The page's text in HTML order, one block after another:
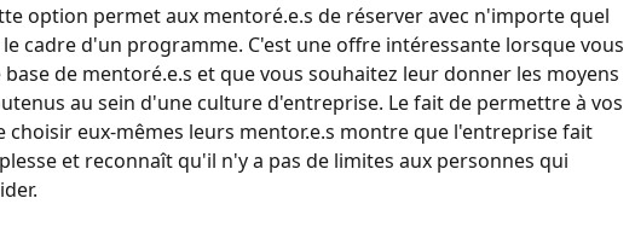
option permet aux mentoré.e.s de réserver avec n'importe quel
cadre d'un programme. C'est une offre intéressante lorsque vous
base de mentoré.e.s et que vous souhaitez leur donner les moyens
au sein d'une culture d'entreprise. Le fait de permettre à vos
choisir eux-mêmes leurs mentor.e.s montre que l'entreprise fait
et reconnaît qu'il n'y a pas de limites aux personnes qui